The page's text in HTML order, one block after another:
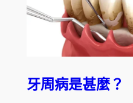
牙周病是甚麼？